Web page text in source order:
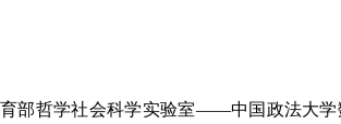
哲学社会科学实验室——中国政法大学